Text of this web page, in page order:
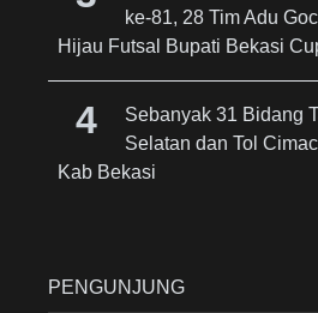
ke-81, 28 Tim Adu
Hijau Futsal Bupati Bekasi
Sebanyak 31 Bidang
Selatan dan Tol
Kab Bekasi
PENGUNJUNG